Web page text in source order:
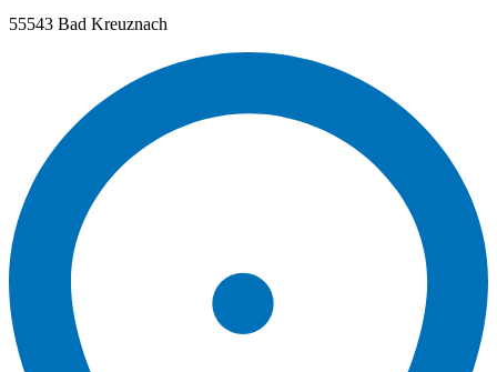
55543 Bad Kreuznach